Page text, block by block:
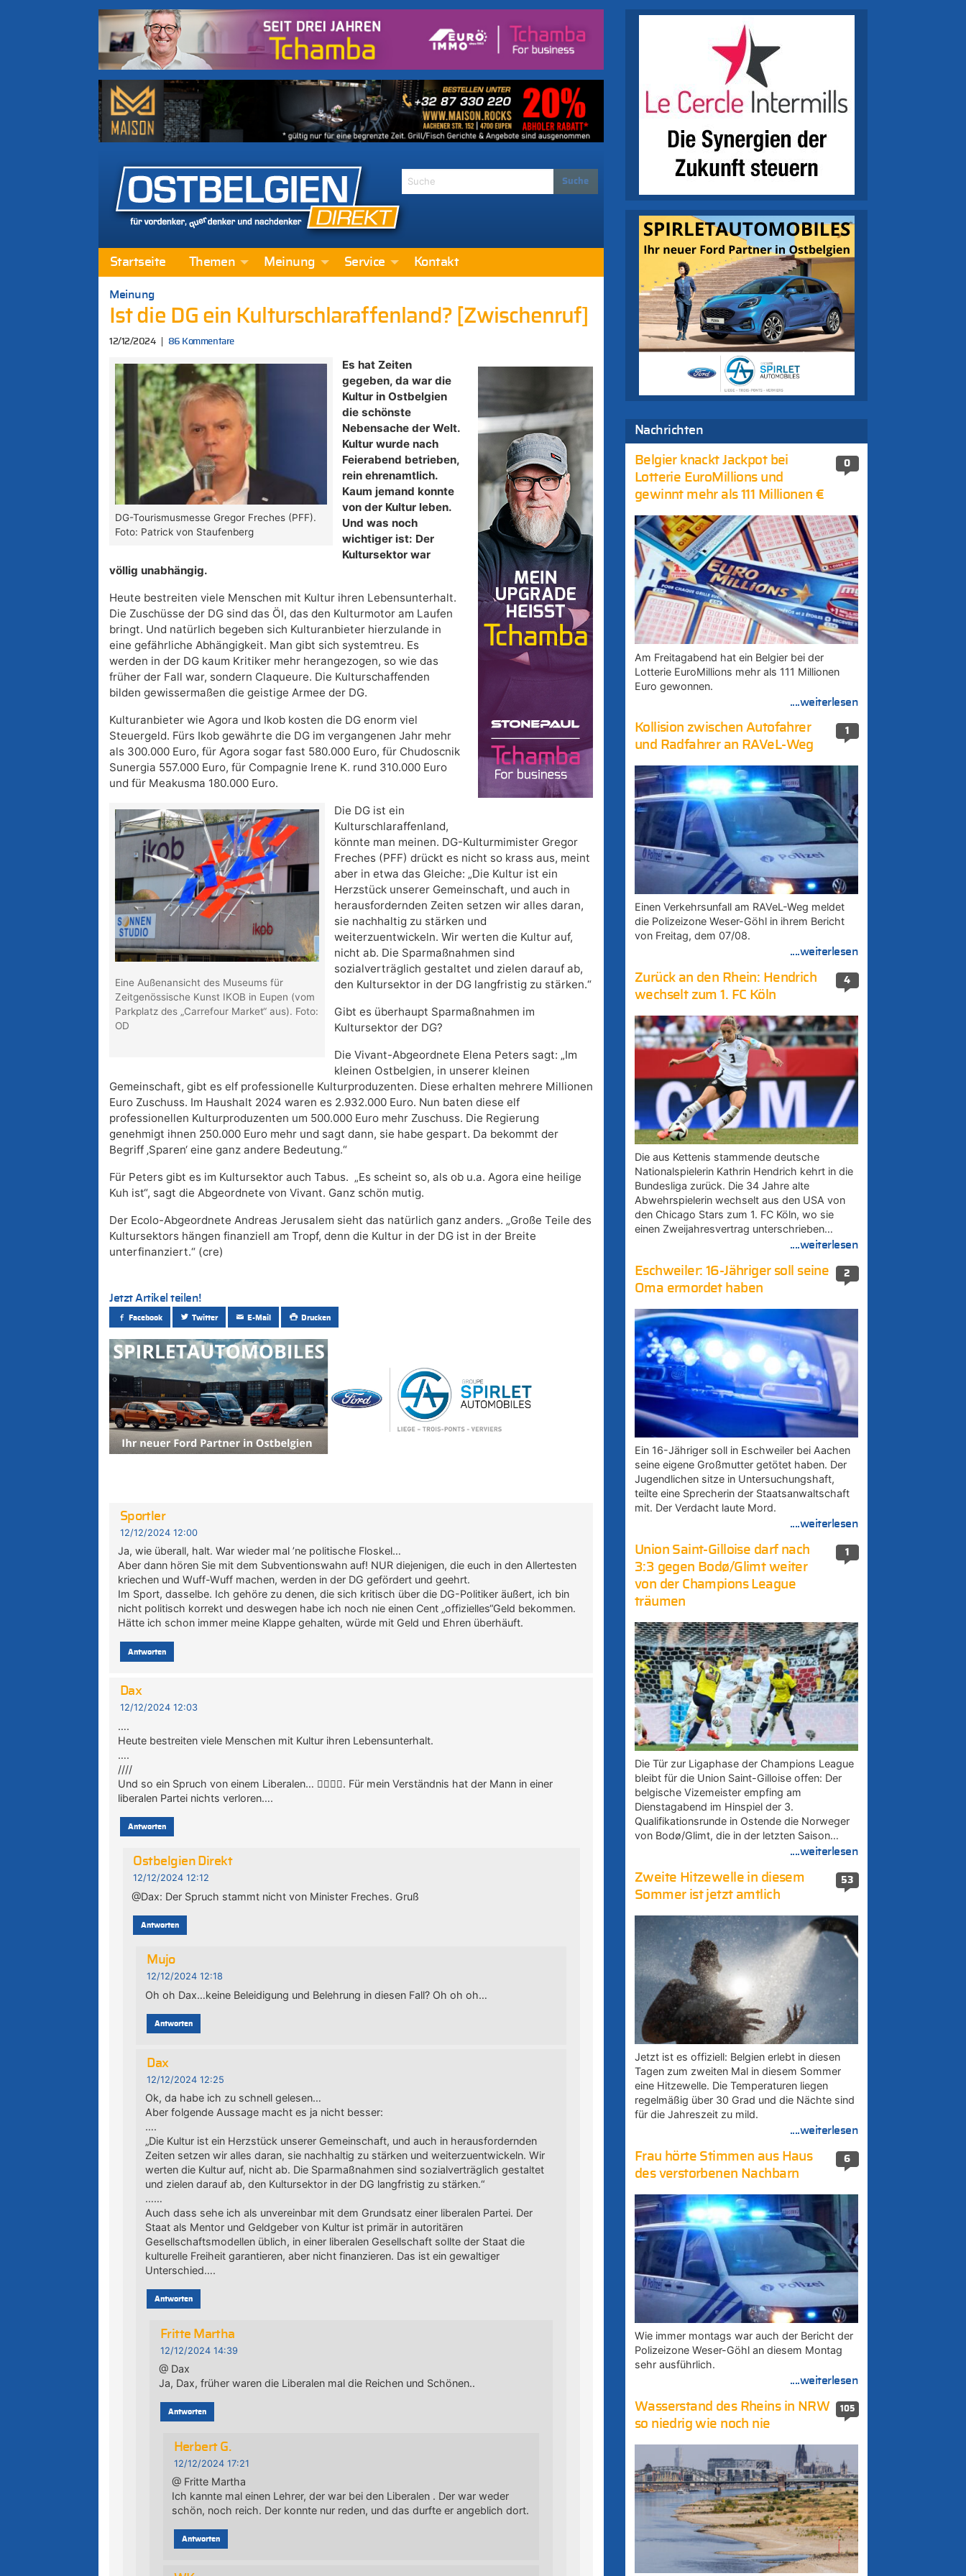
Startseite Themen Meinung Service Kontakt
Meinung
Ist die DG ein Kulturschlaraffenland? [Zwischenruf]
12/12/2024 86 Kommentare
DG-Tourismusmesse Gregor Freches (PFF).
Foto: Patrick von Staufenberg
Es hat Zeiten
gegeben, da war die
Kultur in Ostbelgien
die schönste
Nebensache der Welt.
Kultur wurde nach
Feierabend betrieben,
rein ehrenamtlich.
Kaum jemand konnte
von der Kultur leben.
Und was noch
wichtiger ist: Der
Kultursektor war
völlig unabhängig.
Heute bestreiten viele Menschen mit Kultur ihren Lebensunterhalt.
Die Zuschüsse der DG sind das Öl, das den Kulturmotor am Laufen
bringt. Und natürlich begeben sich Kulturanbieter hierzulande in
eine gefährliche Abhängigkeit. Man gibt sich systemtreu. Es
werden in der DG kaum Kritiker mehr herangezogen, so wie das
früher der Fall war, sondern Claqueure. Die Kulturschaffenden
bilden gewissermaßen die geistige Armee der DG.
Kulturanbieter wie Agora und Ikob kosten die DG enorm viel
Steuergeld. Fürs Ikob gewährte die DG im vergangenen Jahr mehr
als 300.000 Euro, für Agora sogar fast 580.000 Euro, für Chudoscnik
Sunergia 557.000 Euro, für Compagnie Irene K. rund 310.000 Euro
und für Meakusma 180.000 Euro.
Eine Außenansicht des Museums für
Zeitgenössische Kunst IKOB in Eupen (vom
Parkplatz des „Carrefour Market“ aus). Foto:
OD
Die DG ist ein
Kulturschlaraffenland,
könnte man meinen. DG-Kulturmimister Gregor
Freches (PFF) drückt es nicht so krass aus, meint
aber in etwa das Gleiche: „Die Kultur ist ein
Herzstück unserer Gemeinschaft, und auch in
herausfordernden Zeiten setzen wir alles daran,
sie nachhaltig zu stärken und
weiterzuentwickeln. Wir werten die Kultur auf,
nicht ab. Die Sparmaßnahmen sind
sozialverträglich gestaltet und zielen darauf ab,
den Kultursektor in der DG langfristig zu stärken.“
Gibt es überhaupt Sparmaßnahmen im
Kultursektor der DG?
Die Vivant-Abgeordnete Elena Peters sagt: „Im
kleinen Ostbelgien, in unserer kleinen
Gemeinschaft, gibt es elf professionelle Kulturproduzenten. Diese erhalten mehrere Millionen
Euro Zuschuss. Im Haushalt 2024 waren es 2.932.000 Euro. Nun baten diese elf
professionellen Kulturproduzenten um 500.000 Euro mehr Zuschuss. Die Regierung
genehmigt ihnen 250.000 Euro mehr und sagt dann, sie habe gespart. Da bekommt der
Begriff ‚Sparen‘ eine ganz andere Bedeutung.“
Für Peters gibt es im Kultursektor auch Tabus. „Es scheint so, als ob u.a. Agora eine heilige
Kuh ist“, sagt die Abgeordnete von Vivant. Ganz schön mutig.
Der Ecolo-Abgeordnete Andreas Jerusalem sieht das natürlich ganz anders. „Große Teile des
Kultursektors hängen finanziell am Tropf, denn die Kultur in der DG ist in der Breite
unterfinanziert.“ (cre)
Jetzt Artikel teilen!
Facebook Twitter E-Mail Drucken
Sportler
12/12/2024 12:00
Ja, wie überall, halt. War wieder mal ’ne politische Floskel…
Aber dann hören Sie mit dem Subventionswahn auf! NUR diejenigen, die euch in den Allertesten
kriechen und Wuff-Wuff machen, werden in der DG gefördert und geehrt.
Im Sport, dasselbe. Ich gehöre zu denen, die sich kritisch über die DG-Politiker äußert, ich bin
nicht politisch korrekt und deswegen habe ich noch nie einen Cent „offizielles“Geld bekommen.
Hätte ich schon immer meine Klappe gehalten, würde mit Geld und Ehren überhäuft.
Antworten
Dax
12/12/2024 12:03
….
Heute bestreiten viele Menschen mit Kultur ihren Lebensunterhalt.
….
////
Und so ein Spruch von einem Liberalen… 🤦‍♂️🤦‍♂️. Für mein Verständnis hat der Mann in einer
liberalen Partei nichts verloren….
Antworten
Ostbelgien Direkt
12/12/2024 12:12
@Dax: Der Spruch stammt nicht von Minister Freches. Gruß
Antworten
Mujo
12/12/2024 12:18
Oh oh Dax…keine Beleidigung und Belehrung in diesen Fall? Oh oh oh…
Antworten
Dax
12/12/2024 12:25
Ok, da habe ich zu schnell gelesen…
Aber folgende Aussage macht es ja nicht besser:
….
„Die Kultur ist ein Herzstück unserer Gemeinschaft, und auch in herausfordernden
Zeiten setzen wir alles daran, sie nachhaltig zu stärken und weiterzuentwickeln. Wir
werten die Kultur auf, nicht ab. Die Sparmaßnahmen sind sozialverträglich gestaltet
und zielen darauf ab, den Kultursektor in der DG langfristig zu stärken.“
……
Auch dass sehe ich als unvereinbar mit dem Grundsatz einer liberalen Partei. Der
Staat als Mentor und Geldgeber von Kultur ist primär in autoritären
Gesellschaftsmodellen üblich, in einer liberalen Gesellschaft sollte der Staat die
kulturelle Freiheit garantieren, aber nicht finanzieren. Das ist ein gewaltiger
Unterschied….
Antworten
Fritte Martha
12/12/2024 14:39
@ Dax
Ja, Dax, früher waren die Liberalen mal die Reichen und Schönen..
Antworten
Herbert G.
12/12/2024 17:21
@ Fritte Martha
Ich kannte mal einen Lehrer, der war bei den Liberalen . Der war weder
schön, noch reich. Der konnte nur reden, und das durfte er angeblich dort.
Antworten
Nachrichten
0
Belgier knackt Jackpot bei
Lotterie EuroMillions und
gewinnt mehr als 111 Millionen €
Am Freitagabend hat ein Belgier bei der
Lotterie EuroMillions mehr als 111 Millionen
Euro gewonnen.
....weiterlesen
1
Kollision zwischen Autofahrer
und Radfahrer an RAVeL-Weg
Einen Verkehrsunfall am RAVeL-Weg meldet
die Polizeizone Weser-Göhl in ihrem Bericht
von Freitag, dem 07/08.
....weiterlesen
4
Zurück an den Rhein: Hendrich
wechselt zum 1. FC Köln
Die aus Kettenis stammende deutsche
Nationalspielerin Kathrin Hendrich kehrt in die
Bundesliga zurück. Die 34 Jahre alte
Abwehrspielerin wechselt aus den USA von
den Chicago Stars zum 1. FC Köln, wo sie
einen Zweijahresvertrag unterschrieben…
....weiterlesen
2
Eschweiler: 16-Jähriger soll seine
Oma ermordet haben
Ein 16-Jähriger soll in Eschweiler bei Aachen
seine eigene Großmutter getötet haben. Der
Jugendlichen sitze in Untersuchungshaft,
teilte eine Sprecherin der Staatsanwaltschaft
mit. Der Verdacht laute Mord.
....weiterlesen
1
Union Saint-Gilloise darf nach
3:3 gegen Bodø/Glimt weiter
von der Champions League
träumen
Die Tür zur Ligaphase der Champions League
bleibt für die Union Saint-Gilloise offen: Der
belgische Vizemeister empfing am
Dienstagabend im Hinspiel der 3.
Qualifikationsrunde in Ostende die Norweger
von Bodø/Glimt, die in der letzten Saison…
....weiterlesen
53
Zweite Hitzewelle in diesem
Sommer ist jetzt amtlich
Jetzt ist es offiziell: Belgien erlebt in diesen
Tagen zum zweiten Mal in diesem Sommer
eine Hitzewelle. Die Temperaturen liegen
regelmäßig über 30 Grad und die Nächte sind
für die Jahreszeit zu mild.
....weiterlesen
6
Frau hörte Stimmen aus Haus
des verstorbenen Nachbarn
Wie immer montags war auch der Bericht der
Polizeizone Weser-Göhl an diesem Montag
sehr ausführlich.
....weiterlesen
105
Wasserstand des Rheins in NRW
so niedrig wie noch nie